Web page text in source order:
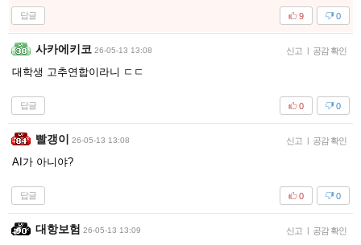
답글 0
9
사카에키코 26-05-13 13:08 신고 | 공감 확인
대학생 고추연합이라니 ㄷㄷ
답글 0
0
빨갱이 26-05-13 13:08 신고 | 공감 확인
AI가 아니야?
답글 0
0
대항보험 26-05-13 13:09 신고 | 공감 확인